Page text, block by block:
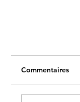
Commentaires